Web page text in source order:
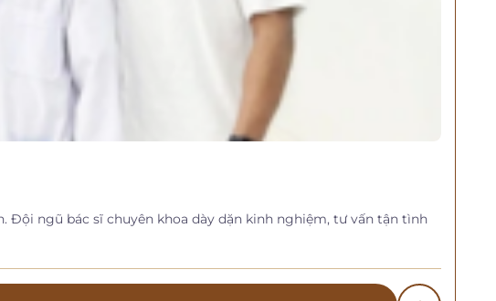
ngũ bác sĩ chuyên khoa dày dặn kinh nghiệm, tư vấn tận tình